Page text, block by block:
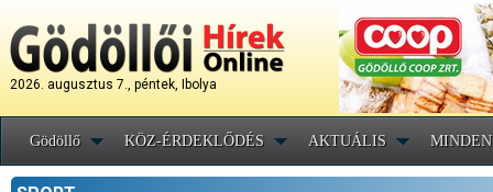
2026. augusztus 7., péntek, Ibolya
Gödöllő KÖZ-ÉRDEKLŐDÉS AKTUÁLIS